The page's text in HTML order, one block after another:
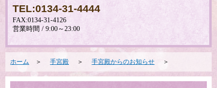
TEL:0134-31-4444
ホーム ＞手宮殿 ＞手宮殿からのお知らせ ＞